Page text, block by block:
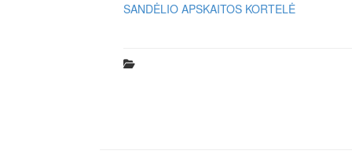
SANDĖLIO APSKAITOS KORTELĖ